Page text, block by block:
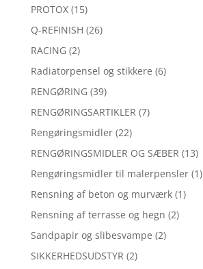
PROTOX (15)
Q-REFINISH (26)
RACING (2)
Radiatorpensel og stikkere (6)
RENGØRING (39)
RENGØRINGSARTIKLER (7)
Rengøringsmidler (22)
RENGØRINGSMIDLER OG SÆBER (13)
Rengøringsmidler til malerpensler (1)
Rensning af beton og murværk (1)
Rensning af terrasse og hegn (2)
Sandpapir og slibesvampe (2)
SIKKERHEDSUDSTYR (2)